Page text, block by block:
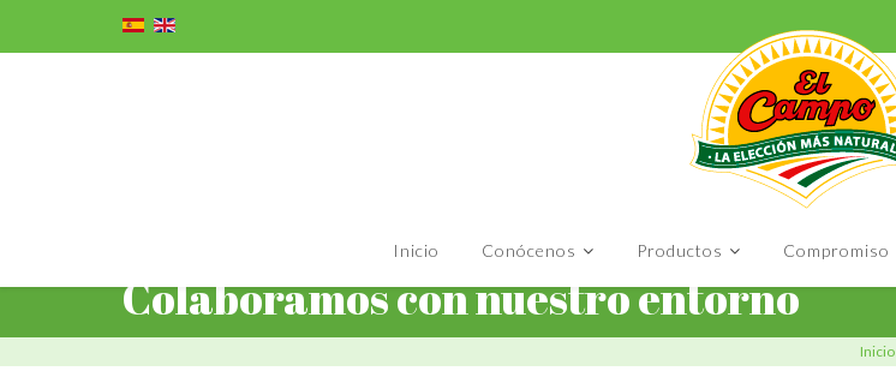
Inicio Conócenos Productos Compromiso
Colaboramos con nuestro entorno
Inicio